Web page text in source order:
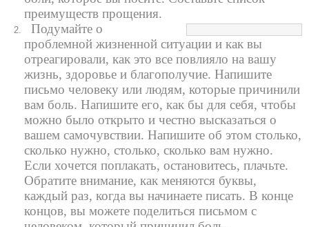
преимуществ прощения.
Подумайте о
проблемной жизненной ситуации и как вы
отреагировали, как это все повлияло на вашу
жизнь, здоровье и благополучие. Напишите
письмо человеку или людям, которые причинили
вам боль. Напишите его, как бы для себя, чтобы
можно было открыто и честно высказаться о
вашем самочувствии. Напишите об этом столько,
сколько нужно, столько, сколько вам нужно.
Если хочется поплакать, остановитесь, плачьте.
Обратите внимание, как меняются буквы,
каждый раз, когда вы начинаете писать. В конце
концов, вы можете поделиться письмом с